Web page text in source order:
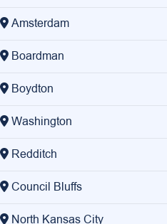
Amsterdam
Boardman
Boydton
Washington
Redditch
Council Bluffs
North Kansas City